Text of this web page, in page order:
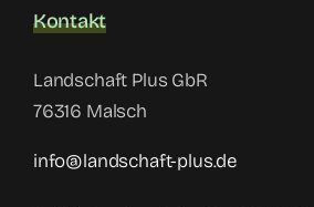
Kontakt
Landschaft Plus GbR
76316 Malsch
info@landschaft-plus.de